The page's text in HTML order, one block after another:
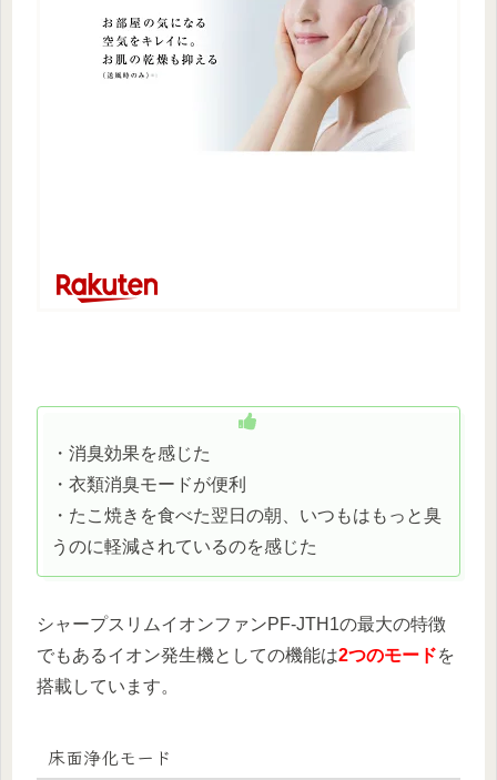
・消臭効果を感じた
・衣類消臭モードが便利
・たこ焼きを食べた翌日の朝、いつもはもっと臭
うのに軽減されているのを感じた
シャープスリムイオンファンPF-JTH1の最大の特徴
でもあるイオン発生機としての機能は2つのモードを
搭載しています。
床面浄化モード